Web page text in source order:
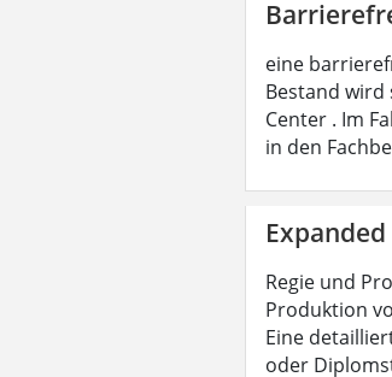
eine
Bestand wird
Center . Im
in den
Regie und
Produktion
Eine
oder